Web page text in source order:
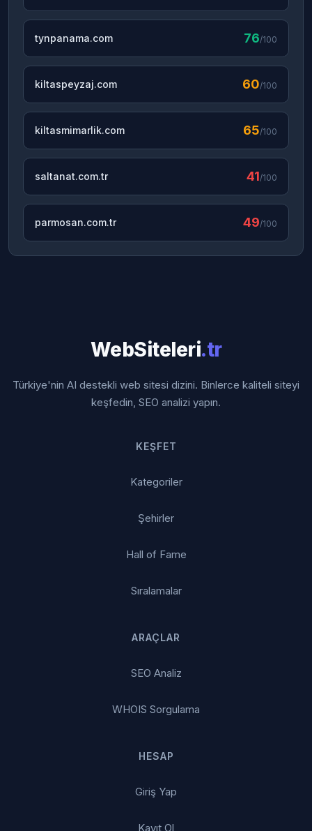
tynpanama.com 76/100
kiltaspeyzaj.com 60/100
kiltasmimarlik.com 65/100
saltanat.com.tr 41/100
parmosan.com.tr 49/100
WebSiteleri.tr
Türkiye'nin AI destekli web sitesi dizini. Binlerce kaliteli siteyi
keşfedin, SEO analizi yapın.
KEŞFET
Kategoriler
Şehirler
Hall of Fame
Sıralamalar
ARAÇLAR
SEO Analiz
WHOIS Sorgulama
HESAP
Giriş Yap
Kayıt Ol